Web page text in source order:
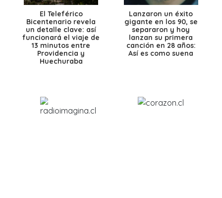
El Teleférico
Bicentenario revela
un detalle clave: así
funcionará el viaje de
13 minutos entre
Providencia y
Huechuraba
Lanzaron un éxito
gigante en los 90, se
separaron y hoy
lanzan su primera
canción en 28 años:
Así es como suena